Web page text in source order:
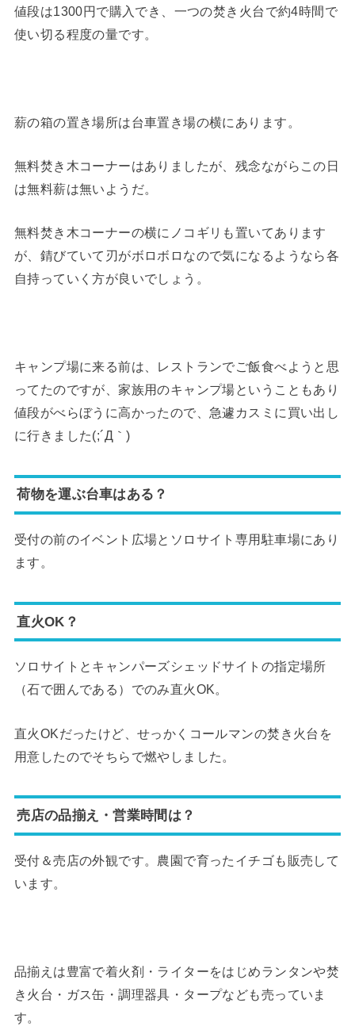
値段は1300円で購入でき、一つの焚き火台で約4時間で
使い切る程度の量です。
薪の箱の置き場所は台車置き場の横にあります。
無料焚き木コーナーはありましたが、残念ながらこの日
は無料薪は無いようだ。
無料焚き木コーナーの横にノコギリも置いてあります
が、錆びていて刃がボロボロなので気になるようなら各
自持っていく方が良いでしょう。
キャンプ場に来る前は、レストランでご飯食べようと思
ってたのですが、家族用のキャンプ場ということもあり
値段がべらぼうに高かったので、急遽カスミに買い出し
に行きました(;´Д｀)
荷物を運ぶ台車はある？
受付の前のイベント広場とソロサイト専用駐車場にあり
ます。
直火OK？
ソロサイトとキャンパーズシェッドサイトの指定場所
（石で囲んである）でのみ直火OK。
直火OKだったけど、せっかくコールマンの焚き火台を
用意したのでそちらで燃やしました。
売店の品揃え・営業時間は？
受付＆売店の外観です。農園で育ったイチゴも販売して
います。
品揃えは豊富で着火剤・ライターをはじめランタンや焚
き火台・ガス缶・調理器具・タープなども売っていま
す。